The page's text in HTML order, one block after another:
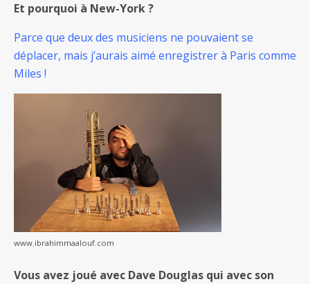
Et pourquoi à New-York ?
Parce que deux des musiciens ne pouvaient se
déplacer, mais j’aurais aimé enregistrer à Paris comme
Miles !
www.ibrahimmaalouf.com
Vous avez joué avec Dave Douglas qui avec son